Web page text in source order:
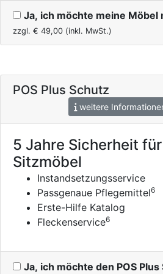
Ja, ich möchte meine Möbel
zzgl. € 49,00 (inkl. MwSt.)
POS Plus Schutz
weitere
5 Jahre Sicherheit
Sitzmöbel
Instandsetzungsservice
Passgenaue Pflegemittel6
Erste-Hilfe Katalog
Fleckenservice6
Ja, ich möchte den POS Plus